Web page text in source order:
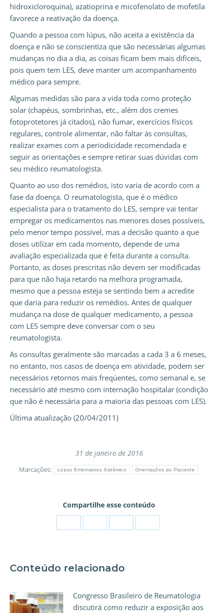
hidroxicloroquina), azatioprina e micofenolato de mofetila
favorece a reativação da doença.
Quando a pessoa com lúpus, não aceita a existência da
doença e não se conscientiza que são necessárias algumas
mudanças no dia a dia, as coisas ficam bem mais difíceis,
pois quem tem LES, deve manter um acompanhamento
médico para sempre.
Algumas medidas são para a vida toda como proteção
solar (chapéus, sombrinhas, etc., além dos cremes
fotoprotetores já citados), não fumar, exercícios físicos
regulares, controle alimentar, não faltar às consultas,
realizar exames com a periodicidade recomendada e
seguir as orientações e sempre retirar suas dúvidas com
seu médico reumatologista.
Quanto ao uso dos remédios, isto varia de acordo com a
fase da doença. O reumatologista, que é o médico
especialista para o tratamento do LES, sempre vai tentar
empregar os medicamentos nas menores doses possíveis,
pelo menor tempo possível, mas a decisão quanto a que
doses utilizar em cada momento, depende de uma
avaliação especializada que é feita durante a consulta.
Portanto, as doses prescritas não devem ser modificadas
para que não haja retardo na melhora programada,
mesmo que a pessoa esteja se sentindo bem a acredite
que daria para reduzir os remédios. Antes de qualquer
mudança na dose de qualquer medicamento, a pessoa
com LES sempre deve conversar com o seu
reumatologista.
As consultas geralmente são marcadas a cada 3 a 6 meses,
no entanto, nos casos de doença em atividade, podem ser
necessários retornos mais freqüentes, como semanal e, se
necessário até mesmo com internação hospitalar (condição
que não é necessária para a maioria das pessoas com LES).
Última atualização (20/04/2011)
31 de janeiro de 2016
Marcações: Lúpus Eritematoso Sistêmico Orientações ao Paciente
Compartilhe esse conteúdo
Conteúdo relacionado
Congresso Brasileiro de Reumatologia
discutirá como reduzir a exposição aos